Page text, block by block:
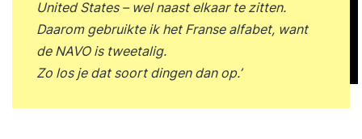
United States – wel naast elkaar te zitten.
Daarom gebruikte ik het Franse alfabet, want
de NAVO is tweetalig.
Zo los je dat soort dingen dan op.’